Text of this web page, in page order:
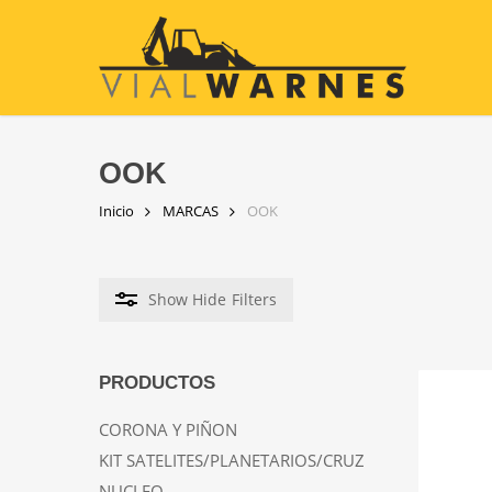
OOK
Inicio MARCAS OOK
Show Hide Filters
PRODUCTOS
CORONA Y PIÑON
KIT SATELITES/PLANETARIOS/CRUZ